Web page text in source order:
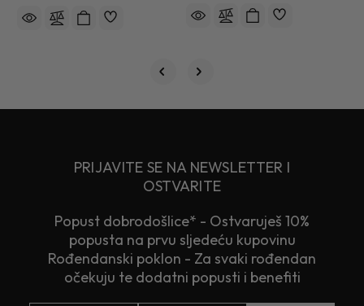
PRIJAVITE SE NA NEWSLETTER I
OSTVARITE
Popust dobrodošlice* - Ostvaruješ 10%
popusta na prvu sljedeću kupovinu
Rođendanski poklon - Za svaki rođendan
očekuju te dodatni popusti i benefiti